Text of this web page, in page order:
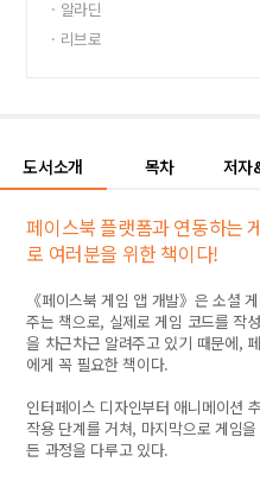
· 알라딘
· 리브로
도서소개 목차 저자
페이스북 플랫폼과 연동하는
로 여러분을 위한 책이다!
《페이스북 게임 앱 개발》은 소셜
주는 책으로, 실제로 게임 코드를 작
을 차근차근 알려주고 있기 때문에,
에게 꼭 필요한 책이다.
인터페이스 디자인부터 애니메이션
작용 단계를 거쳐, 마지막으로 게임
든 과정을 다루고 있다.